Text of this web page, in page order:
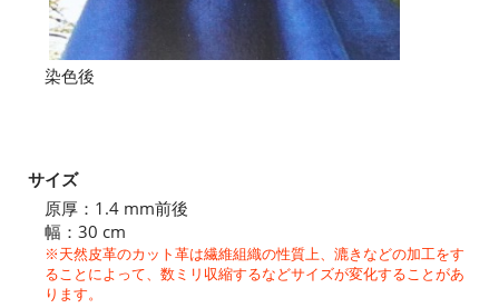
染色後
サイズ
原厚：1.4 mm前後
幅：30 cm
※天然皮革のカット革は繊維組織の性質上、漉きなどの加工をす
ることによって、数ミリ収縮するなどサイズが変化することがあ
ります。